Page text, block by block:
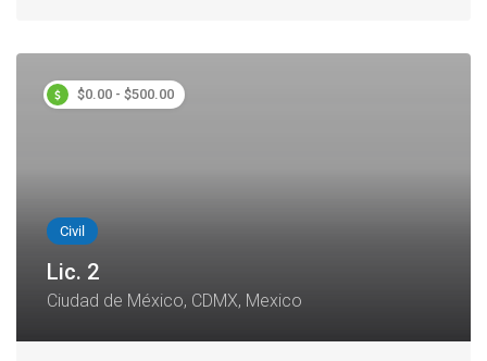
$0.00 - $500.00
Civil
Lic. 2
Ciudad de México, CDMX, Mexico